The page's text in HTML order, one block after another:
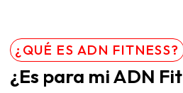
¿QUÉ ES ADN FITNESS?
¿Es para mi ADN